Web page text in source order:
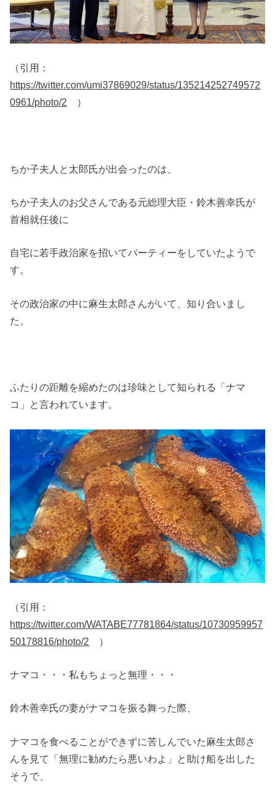
（引用：
https://twitter.com/umi37869029/status/135214252749572
0961/photo/2 ）
ちか子夫人と太郎氏が出会ったのは、
ちか子夫人のお父さんである元総理大臣・鈴木善幸氏が
首相就任後に
自宅に若手政治家を招いてパーティーをしていたようで
す。
その政治家の中に麻生太郎さんがいて、知り合いまし
た。
ふたりの距離を縮めたのは珍味として知られる「ナマ
コ」と言われています。
（引用：
https://twitter.com/WATABE77781864/status/10730959957
50178816/photo/2 ）
ナマコ・・・私もちょっと無理・・・
鈴木善幸氏の妻がナマコを振る舞った際、
ナマコを食べることができずに苦しんでいた麻生太郎さ
んを見て「無理に勧めたら悪いわよ」と助け船を出した
そうで、